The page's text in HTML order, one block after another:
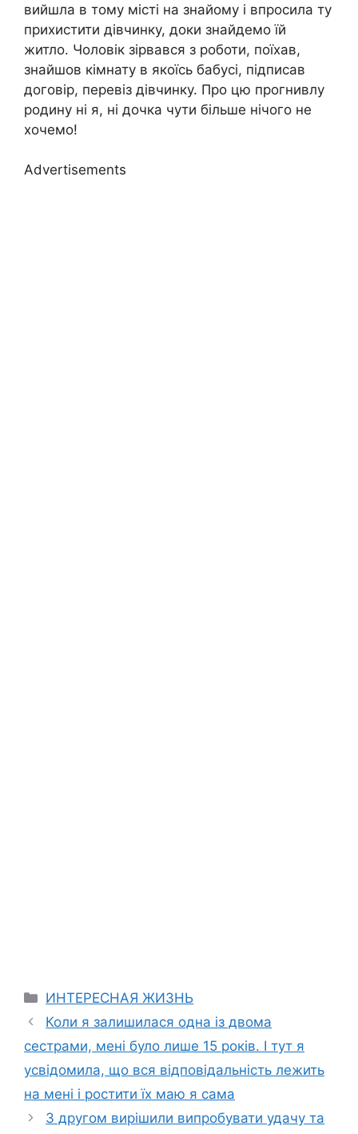
вийшла в тому місті на знайому і впросила ту
прихистити дівчинку, доки знайдемо їй
житло. Чоловік зірвався з роботи, поїхав,
знайшов кімнату в якоїсь бабусі, підписав
договір, перевіз дівчинку. Про цю прогнивлу
родину ні я, ні дочка чути більше нічого не
хочемо!
Advertisements
Categories
ИНТЕРЕСНАЯ ЖИЗНЬ
Коли я залишилася одна із двома
сестрами, мені було лише 15 років. І тут я
усвідомила, що вся відповідальність лежить
на мені і ростити їх маю я сама
З другом вирішили випробувати удачу та